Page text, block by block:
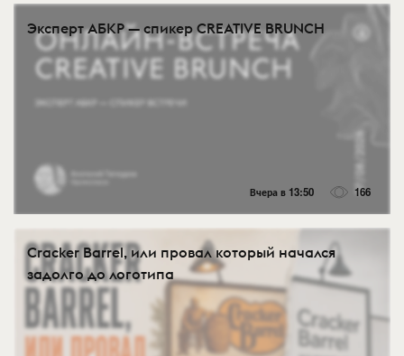
Эксперт АБКР — спикер CREATIVE BRUNCH
Вчера в 13:50 166
Cracker Barrel, или провал который начался
задолго до логотипа